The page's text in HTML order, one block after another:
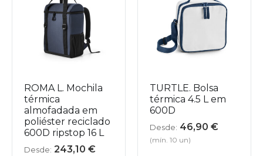
ROMA L. Mochila
térmica
almofadada em
poliéster reciclado
600D ripstop 16 L
Desde: 243,10 €
TURTLE. Bolsa
térmica 4.5 L em
600D
Desde: 46,90 €
(mín. 10 un)